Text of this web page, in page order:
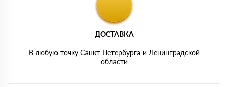
ДОСТАВКА
В любую точку Санкт-Петербурга и Ленинградской
области